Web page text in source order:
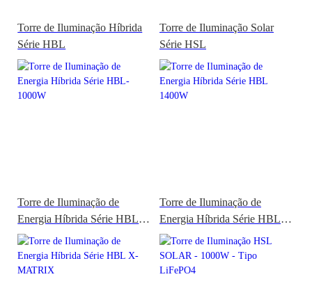
Torre de Iluminação Híbrida
Série HBL
Torre de Iluminação Solar
Série HSL
Torre de Iluminação de
Energia Híbrida Série HBL-
1000W
Torre de Iluminação de
Energia Híbrida Série HBL
1400W